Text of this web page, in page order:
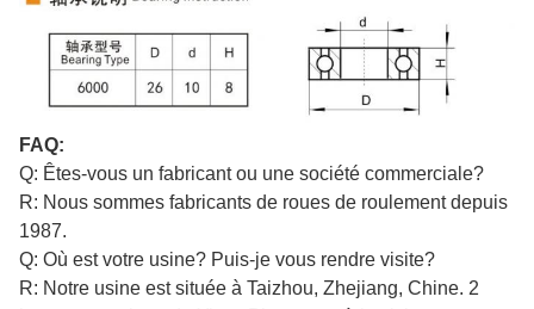
FAQ:
Q: Êtes-vous un fabricant ou une société commerciale?
R: Nous sommes fabricants de roues de roulement depuis
1987.
Q: Où est votre usine? Puis-je vous rendre visite?
R: Notre usine est située à Taizhou, Zhejiang, Chine. 2